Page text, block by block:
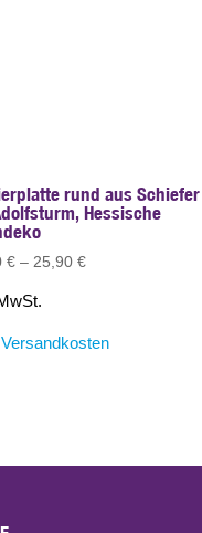
rund aus Schiefer
Hessische
€– 25,90 €
Versandkosten